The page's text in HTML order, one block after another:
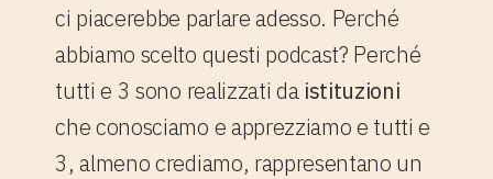
ci piacerebbe parlare adesso. Perché
abbiamo scelto questi podcast? Perché
tutti e 3 sono realizzati da istituzioni
che conosciamo e apprezziamo e tutti e
3, almeno crediamo, rappresentano un